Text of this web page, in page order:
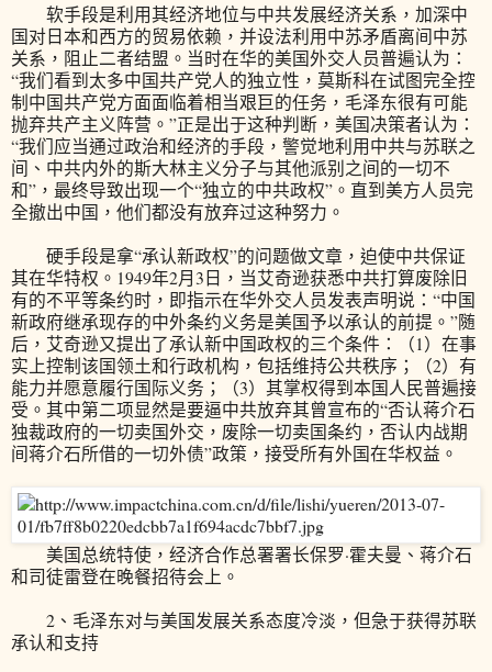
软手段是利用其经济地位与中共发展经济关系，加深中
国对日本和西方的贸易依赖，并设法利用中苏矛盾离间中苏
关系，阻止二者结盟。当时在华的美国外交人员普遍认为：
“我们看到太多中国共产党人的独立性，莫斯科在试图完全控
制中国共产党方面面临着相当艰巨的任务，毛泽东很有可能
抛弃共产主义阵营。”正是出于这种判断，美国决策者认为：
“我们应当通过政治和经济的手段，警觉地利用中共与苏联之
间、中共内外的斯大林主义分子与其他派别之间的一切不
和”，最终导致出现一个“独立的中共政权”。直到美方人员完
全撤出中国，他们都没有放弃过这种努力。
硬手段是拿“承认新政权”的问题做文章，迫使中共保证
其在华特权。1949年2月3日，当艾奇逊获悉中共打算废除旧
有的不平等条约时，即指示在华外交人员发表声明说：“中国
新政府继承现存的中外条约义务是美国予以承认的前提。”随
后，艾奇逊又提出了承认新中国政权的三个条件：（1）在事
实上控制该国领土和行政机构，包括维持公共秩序；（2）有
能力并愿意履行国际义务；（3）其掌权得到本国人民普遍接
受。其中第二项显然是要逼中共放弃其曾宣布的“否认蒋介石
独裁政府的一切卖国外交，废除一切卖国条约，否认内战期
间蒋介石所借的一切外债”政策，接受所有外国在华权益。
美国总统特使，经济合作总署署长保罗·霍夫曼、蒋介石
和司徒雷登在晚餐招待会上。
2、毛泽东对与美国发展关系态度冷淡，但急于获得苏联
承认和支持